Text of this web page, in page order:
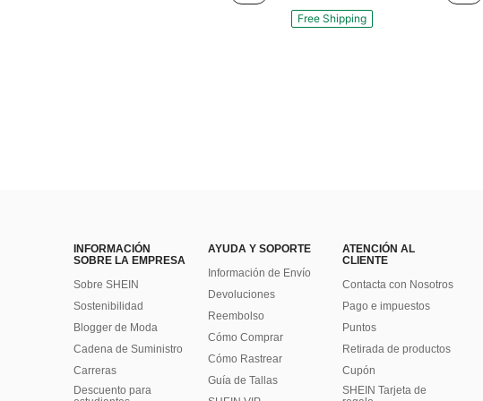
Free Shipping
INFORMACIÓN
SOBRE LA EMPRESA
Sobre SHEIN
Sostenibilidad
Blogger de Moda
Cadena de Suministro
Carreras
Descuento para
AYUDA Y SOPORTE
Información de Envío
Devoluciones
Reembolso
Cómo Comprar
Cómo Rastrear
Guía de Tallas
ATENCIÓN AL
CLIENTE
Contacta con Nosotros
Pago e impuestos
Puntos
Retirada de productos
Cupón
SHEIN Tarjeta de